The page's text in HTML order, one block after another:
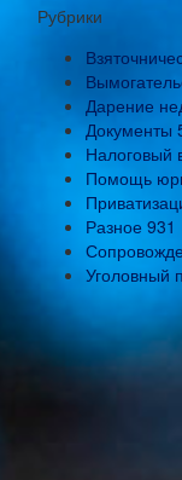
Рубрики
Дарение
Документы
Налоговый
Помощь
Разное 931
Уголовный